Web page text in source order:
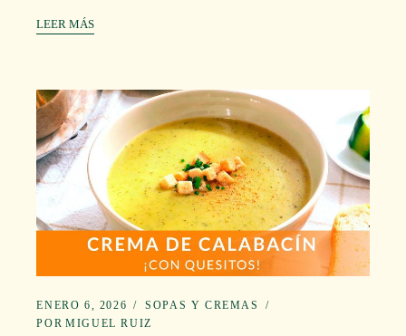
LEER MÁS
ENERO 6, 2026
SOPAS Y CREMAS
POR MIGUEL RUIZ